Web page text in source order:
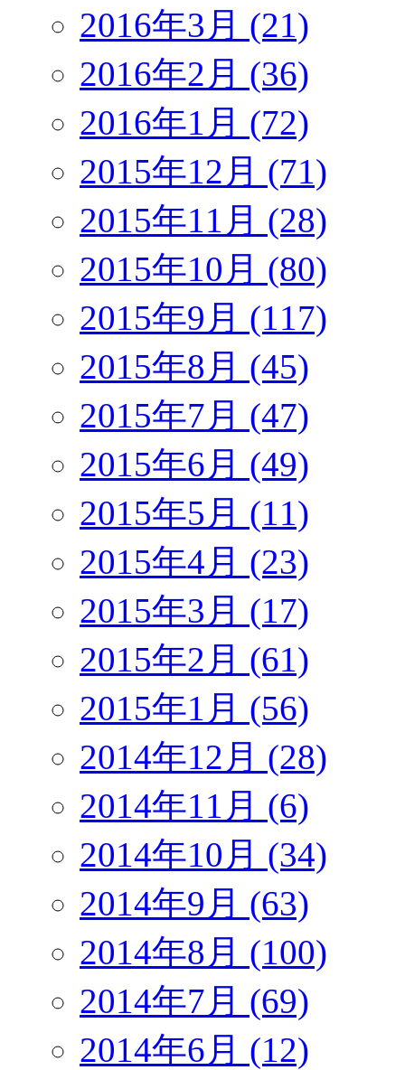
2016年3月 (21)
2016年2月 (36)
2016年1月 (72)
2015年12月 (71)
2015年11月 (28)
2015年10月 (80)
2015年9月 (117)
2015年8月 (45)
2015年7月 (47)
2015年6月 (49)
2015年5月 (11)
2015年4月 (23)
2015年3月 (17)
2015年2月 (61)
2015年1月 (56)
2014年12月 (28)
2014年11月 (6)
2014年10月 (34)
2014年9月 (63)
2014年8月 (100)
2014年7月 (69)
2014年6月 (12)